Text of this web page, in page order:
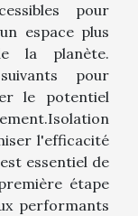
pour
espace plus
la planète.
pour
le potentiel
l'efficacité
essentiel de
étape
performants